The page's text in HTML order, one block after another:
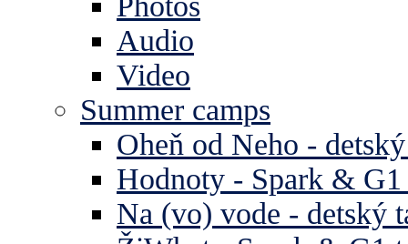
Audio
Video
Summer camps
Oheň od Neho -
Hodnoty - Spark & G1
Na (vo) vode - detský